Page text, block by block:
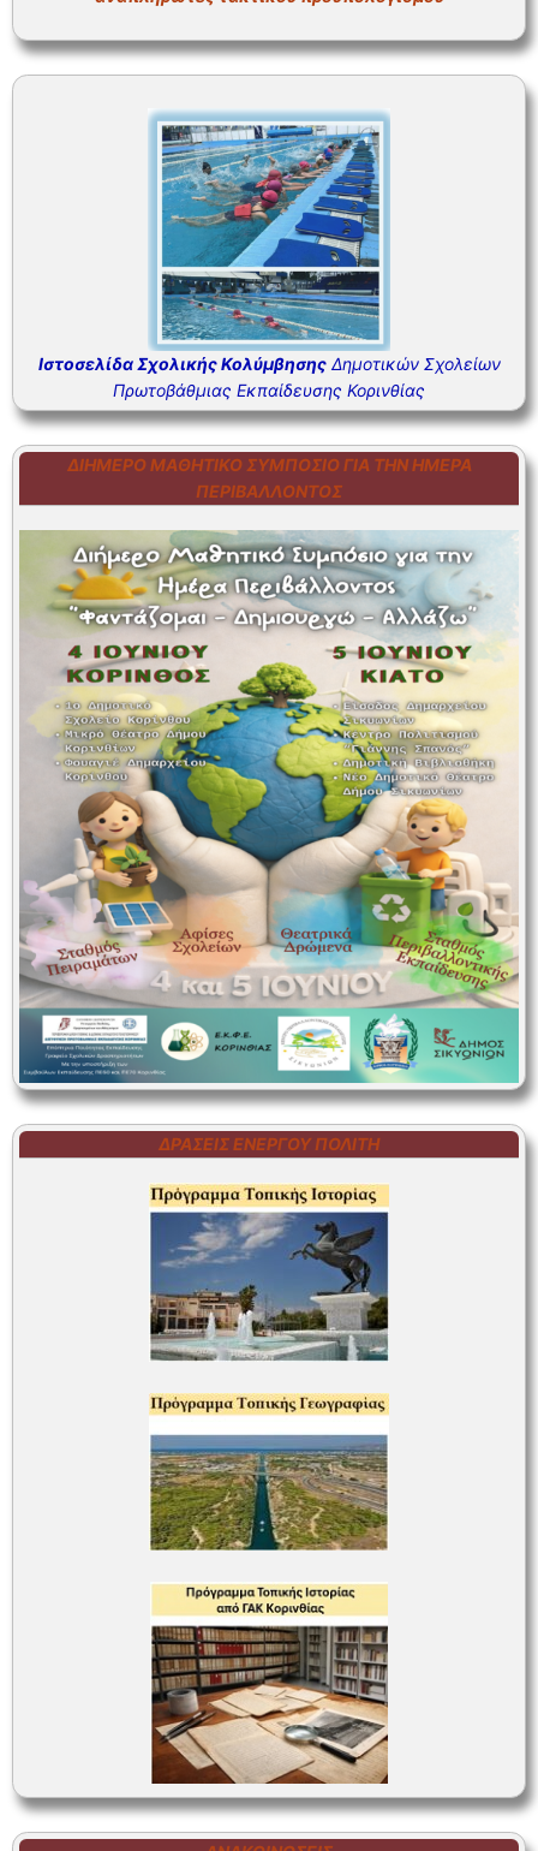
ΣΥΧΝΕΣ ΕΡΩΤΗΣΕΙΣ – ΤΜΗΜΑ ΠΡΟΣΩΠΙΚΟΥ
Ιστοσελίδα Σχολικής ΚολύμβησηςΔημοτικών Σχολείων
Πρωτοβάθμιας Εκπαίδευσης Κορινθίας
ΔΙΉΜΕΡΟ ΜΑΘΗΤΙΚΌ ΣΥΜΠΌΣΙΟ ΓΙΑ ΤΗΝ ΗΜΈΡΑ
ΠΕΡΙΒΆΛΛΟΝΤΟΣ
ΔΡΆΣΕΙΣ ΕΝΕΡΓΟΎ ΠΟΛΊΤΗ